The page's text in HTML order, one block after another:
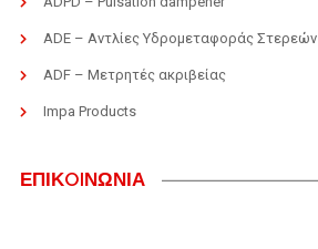
ADE – Αντλίες Υδρομεταφοράς Στερεών
ADF – Μετρητές ακριβείας
Impa Products
ΕΠΙΚOIΝΩΝΙΑ